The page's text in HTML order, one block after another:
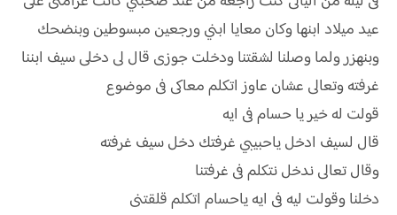
عيد ميلاد ابنها وكان معايا ابني ورجعين مبسوطين وبنضحك
وبنهزر ولما وصلنا لشقتنا ودخلت جوزى قال لى دخلى سيف ابننا
غرفته وتعالى عشان عاوز اتكلم معاكى فى موضوع
قولت له خير يا حسام فى ايه
قال لسيف ادخل ياحبيبي غرفتك دخل سيف غرفته
وقال تعالى ندخل نتكلم فى غرفتنا
دخلنا وقولت ليه فى ايه ياحسام اتكلم قلقتنى